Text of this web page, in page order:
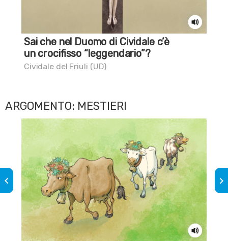
Sai che nel Duomo di Cividale c’è
un crocifisso “leggendario”?
Cividale del Friuli (UD)
ARGOMENTO: MESTIERI
keyboard_arrow_left keyboard_arrow_right